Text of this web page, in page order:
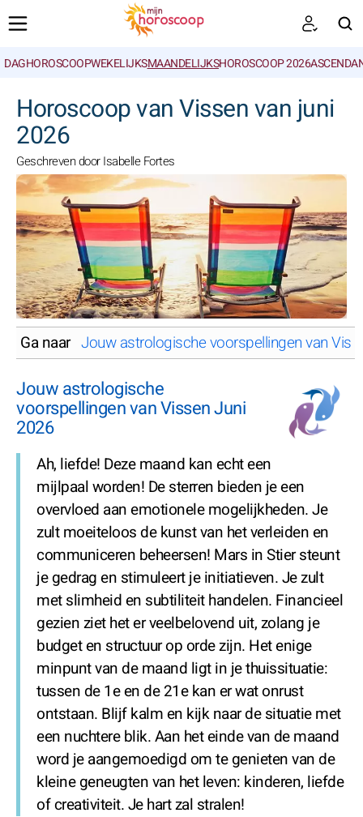
DAGHOROSCOOPWEKELIJKSMAANDELIJKSHOROSCOOP 2026
Horoscoop van Vissen van juni
2026
Geschreven door Isabelle Fortes
Ga naar Jouw astrologische voorspellingen van
Jouw astrologische
voorspellingen van Vissen Juni
2026
Ah, liefde! Deze maand kan echt een
mijlpaal worden! De sterren bieden je een
overvloed aan emotionele mogelijkheden. Je
zult moeiteloos de kunst van het verleiden en
communiceren beheersen! Mars in Stier steunt
je gedrag en stimuleert je initiatieven. Je zult
met slimheid en subtiliteit handelen. Financieel
gezien ziet het er veelbelovend uit, zolang je
budget en structuur op orde zijn. Het enige
minpunt van de maand ligt in je thuissituatie:
tussen de 1e en de 21e kan er wat onrust
ontstaan. Blijf kalm en kijk naar de situatie met
een nuchtere blik. Aan het einde van de maand
word je aangemoedigd om te genieten van de
kleine geneugten van het leven: kinderen, liefde
of creativiteit. Je hart zal stralen!